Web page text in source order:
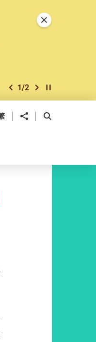
上一个
1/2 下一个开始/暂停幻灯
关闭特別通告
分享到 开启搜寻框